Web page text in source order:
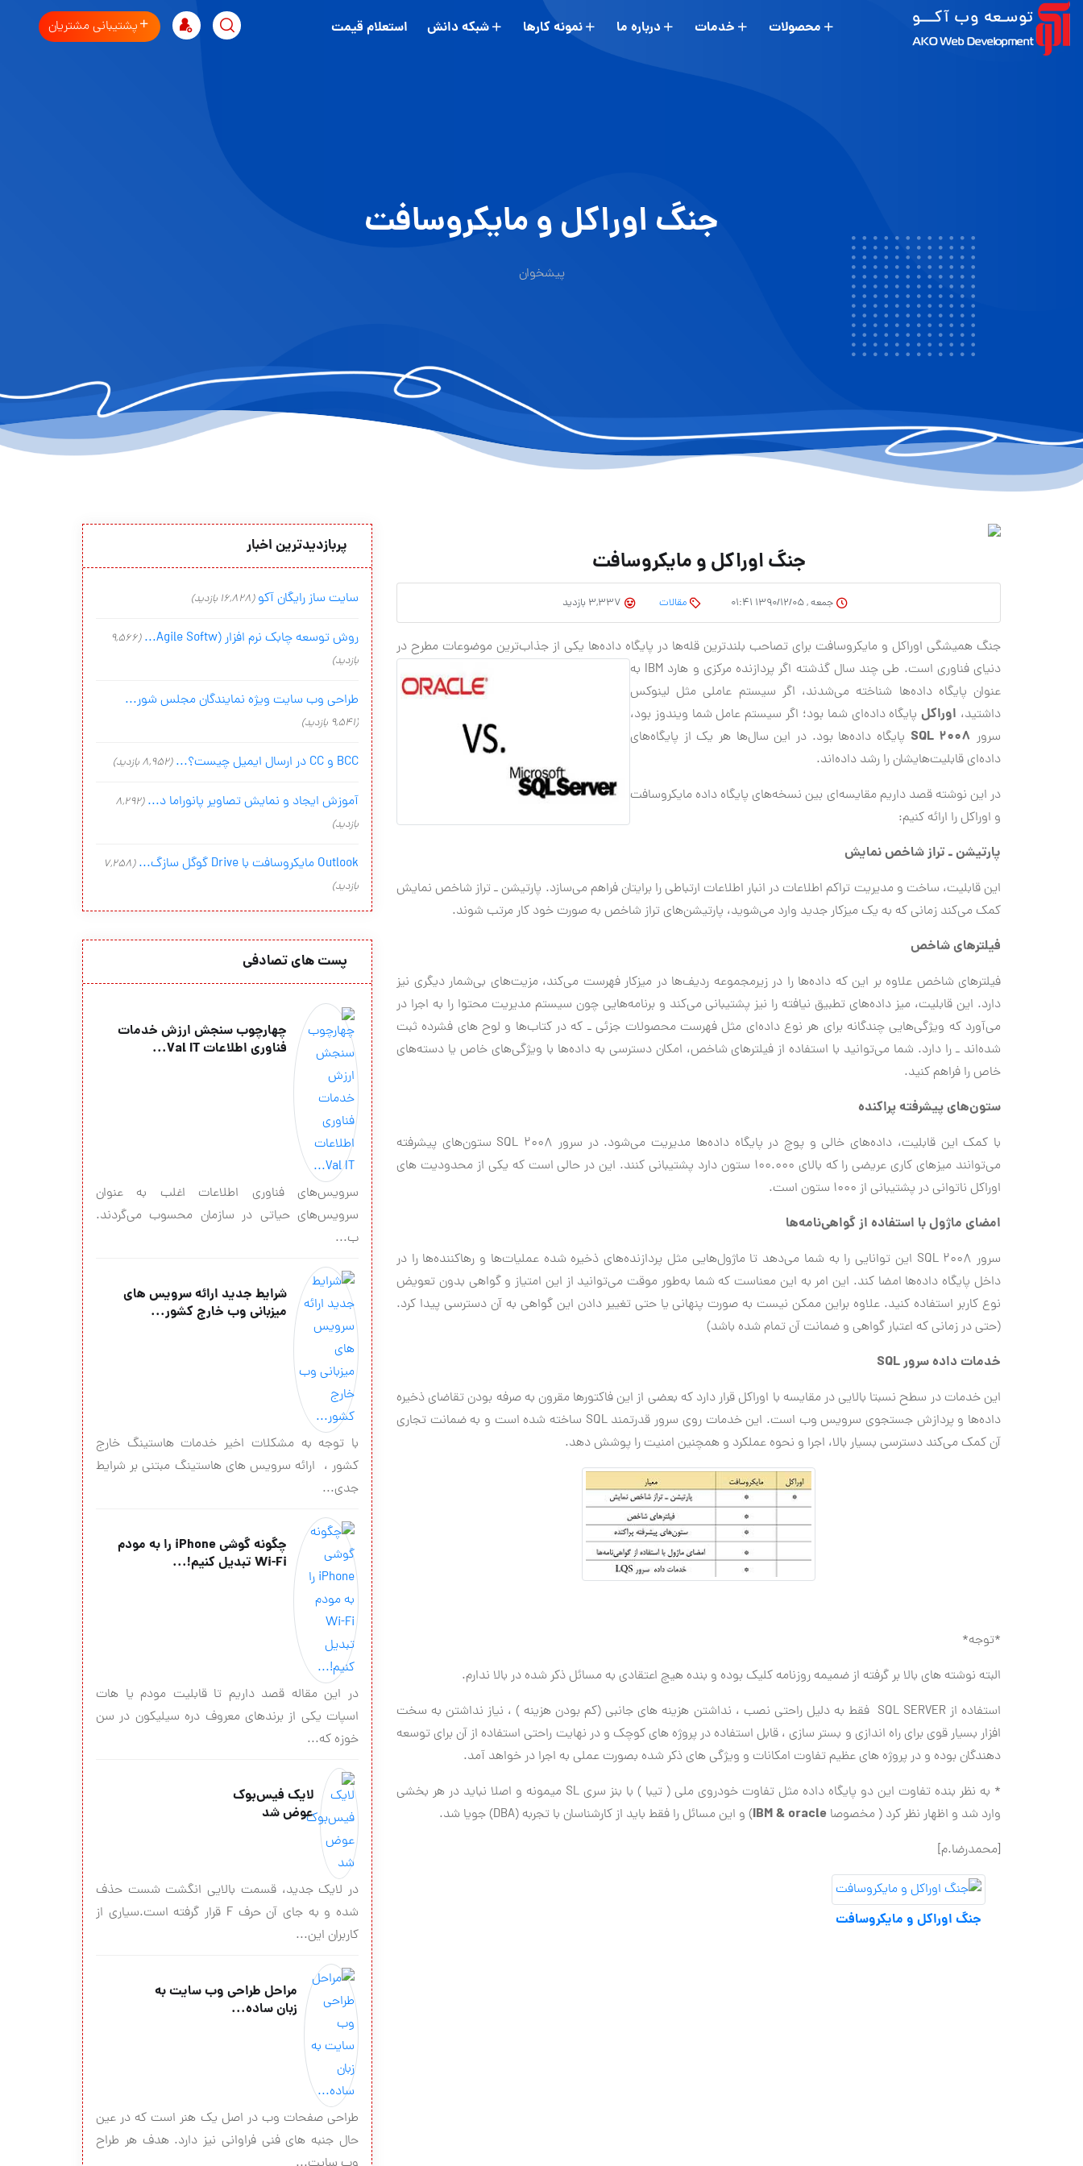
محصولات خدمات درباره ما نمونه کارها شبکه دانش استعلام قیمت پشتیبانی مشتریان
جنگ اوراکل و مايکروسافت
پیشخوان
جنگ اوراکل و مايکروسافت
جمعه , ۱۳۹۰/۱۲/۰۵ ۰۱:۴۱ مقالات
جنگ همیشگی اوراکل و مایکروسافت برای تصاحب بلندترین قله‌ها در پایگاه داده‌ها یکی از جذاب‌ترین موضوعات مطرح در
دنیای فناوری است. طی چند سال گذشته اگر پردازنده مرکزی و هارد IBM به
عنوان پایگاه داده‌ها شناخته مي‌شدند، اگر سیستم عاملی مثل لینوکس
داشتید، اوراکلپایگاه داده‌ای شما بود؛ اگر سیستم عامل شما ویندوز بود،
سرور 2008 SQL
پایگاه داده‌ها بود. در این سال‌ها هر یک از پایگاه‌های
داده‌ای قابلیت‌هایشان را رشد داده‌اند.
در این نوشته قصد داریم مقایسه‌ای بین نسخه‌های پایگاه داده مایکروسافت
و اوراکل را ارائه کنیم:
پارتیشن ـ تراز شاخص نمایش
این قابلیت، ساخت و مدیریت تراکم اطلاعات در انبار اطلاعات ارتباطی را برایتان فراهم مي‌سازد. پارتیشن ـ تراز شاخص نمایش
کمک مي‌کند زمانی که به یک میزکار جدید وارد مي‌شوید، پارتیشن‌های تراز شاخص به صورت خود کار مرتب شوند.
فیلترهای شاخص
فیلترهای شاخص علاوه بر این که داده‌ها را در زیرمجموعه ردیف‌ها در میزکار فهرست مي‌کند، مزیت‌های بی‌شمار دیگری نیز
دارد. این قابلیت، میز داده‌های تطبیق نیافته را نیز پشتیبانی مي‌کند و برنامه‌هایی چون سیستم مدیریت محتوا را به اجرا در
مي‌آورد که ویژگی‌هایی چندگانه برای هر نوع داده‌ای مثل فهرست محصولات جزئی ـ که در کتاب‌ها و لوح های فشرده ثبت
شده‌اند ـ را دارد. شما مي‌توانید با استفاده از فیلترهای شاخص، امکان دسترسی به داده‌ها با ویژگی‌های خاص یا دسته‌های
خاص را فراهم کنید.
ستون‌های پیشرفته پراکنده
با کمک این قابلیت، داده‌های خالی و پوچ در پایگاه داده‌ها مدیریت مي‌شود. در سرور 2008 SQL ستون‌های پیشرفته
مي‌توانند میزهای کاری عریضی را که بالای 100.000 ستون دارد پشتیبانی کنند. این در حالی است که یکی از محدودیت های
اوراکل ناتوانی در پشتیبانی از 1000 ستون است.
امضای ماژول با استفاده از گواهی‌نامه‌ها
سرور 2008 SQL این توانایی را به شما مي‌دهد تا ماژول‌هایی مثل پردازنده‌های ذخیره شده عملیات‌ها و رهاکننده‌ها را در
داخل پایگاه داده‌ها امضا کند. این امر به این معناست که شما به‌طور موقت مي‌توانید از این امتیاز و گواهی بدون تعویض
نوع کاربر استفاده کنید. علاوه براین ممکن نیست به صورت پنهانی یا حتی تغییر دادن این گواهی به آن دسترسی پیدا کرد.
(حتی در زمانی که اعتبار گواهی و ضمانت آن تمام شده باشد)
خدمات داده سرور SQL
این خدمات در سطح نسبتا بالایی در مقایسه با اوراکل قرار دارد که بعضی از این فاکتورها مقرون به صرفه بودن تقاضای ذخیره
داده‌ها و پردازش جستجوی سرویس وب است. این خدمات روی سرور قدرتمند SQL ساخته شده است و به ضمانت تجاری
آن کمک مي‌کند دسترسی بسیار بالا، اجرا و نحوه عملکرد و همچنین امنیت را پوشش دهد.
*توجه*
البته نوشته های بالا بر گرفته از ضمیمه روزنامه کلیک بوده و بنده هیچ اعتقادی به مسائل ذکر شده در بالا ندارم.
استفاده از SQL SERVER فقط به دلیل راحتی نصب ، نداشتن هزینه های جانبی (کم بودن هزینه ) ، نیاز نداشتن به سخت
افزار بسیار قوی برای راه اندازی و بستر سازی ، قابل استفاده در پروژه های کوچک و در نهایت راحتی استفاده از آن برای توسعه
دهندگان بوده و در پروژه های عظیم تفاوت امکانات و ویژگی های ذکر شده بصورت عملی به اجرا در خواهد آمد.
* به نظر بنده تفاوت این دو پایگاه داده مثل تفاوت خودروی ملی ( تیبا ) با بنز سری SL میمونه و اصلا نباید در هر بخشی
وارد شد و اظهار نظر کرد ( مخصوصا IBM & oracle) و این مسائل را فقط باید از کارشناسان با تجربه (DBA) جویا شد.
[محمدرضا.م]
جنگ اوراکل و مايکروسافت
پربازدیدترین اخبار
سایت ساز رایگان آکو (16,828 بازدید)
روش توسعه چابک نرم افزار (Agile Softw...
(9,566
بازدید)
طراحی وب سایت ویژه نمایندگان مجلس شور...
(9,541 بازدید)
BCC و CC در ارسال ایمیل چیست؟... (8,952 بازدید)
آموزش ایجاد و نمایش تصاویر پانوراما د... (8,292
بازدید)
Outlook مایکروسافت با Drive گوگل سازگ...
(7,258
بازدید)
پست های تصادفی
چهارچوب سنجش ارزش خدمات
فناوری اطلاعات Val IT...
سرویس‌های فناوری اطلاعات اغلب به عنوان
سرویس‌های حیاتی در سازمان محسوب می‌گردند.
ب...
شرایط جدید ارائه سرویس های
میزبانی وب خارج کشور...
با توجه به مشکلات اخیر خدمات هاستینگ خارج
کشور ، ارائه سرویس های هاستینگ مبتنی بر شرایط
جدی...
چگونه گوشی iPhone را به مودم
Wi-Fi تبدیل کنیم!...
در این مقاله قصد داریم تا قابلیت مودم یا هات
اسپات یکی از برندهای معروف دره سیلیکون در سن
خوزه که...
لایک فیس‌بوک
عوض شد
در لایک جدید، قسمت بالایی انگشت شست حذف
شده و به جای آن حرف F قرار گرفته است.سیاری از
کاربران این...
مراحل طراحی وب سایت به
زبان ساده...
طراحی صفحات وب در اصل یک هنر است که در عین
حال جنبه های فنی فراوانی نیز دارد. هدف هر طراح